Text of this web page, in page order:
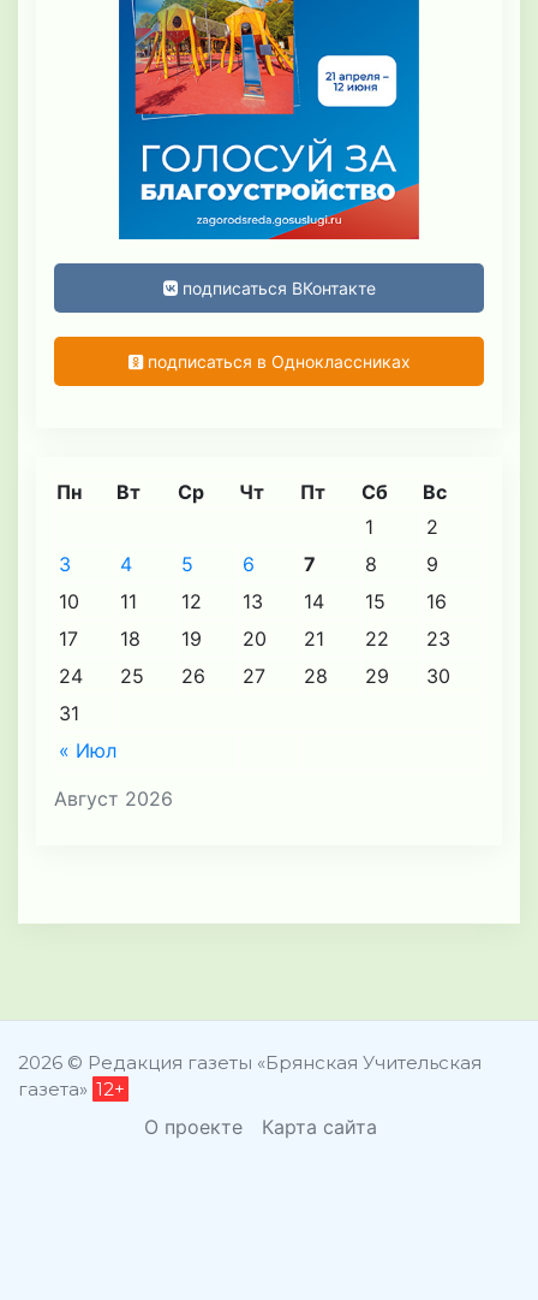
подписаться ВКонтакте
подписаться в Одноклассниках
Август 2026
Пн Вт Ср Чт Пт Сб Вс
« Июл
1
2
3
4 5 6 7 8
9
10
11 12 13 14 15
16
17
18 19 20 21 22
23
24
25 26 27 28 29
30
31
2026 © Редакция газеты «Брянская Учительская
газета» 12+
О проекте Карта сайта